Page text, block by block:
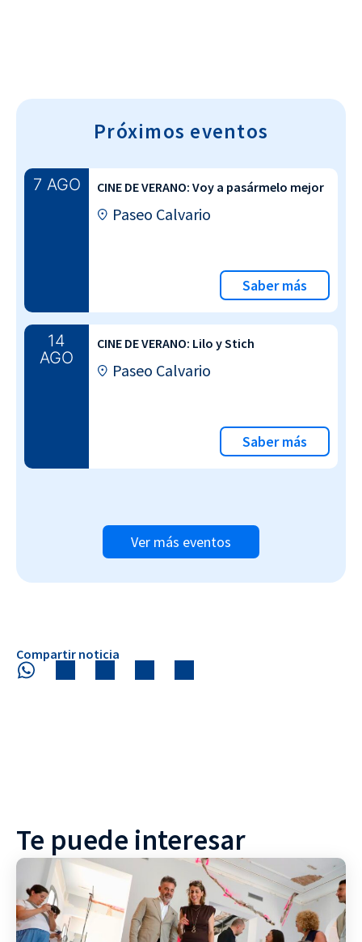
Próximos eventos
7 AGO CINE DE VERANO: Voy a pasármelo mejor
Paseo Calvario
Saber más
14
AGO
CINE DE VERANO: Lilo y Stich
Paseo Calvario
Saber más
Ver más eventos
Compartir noticia
Te puede interesar